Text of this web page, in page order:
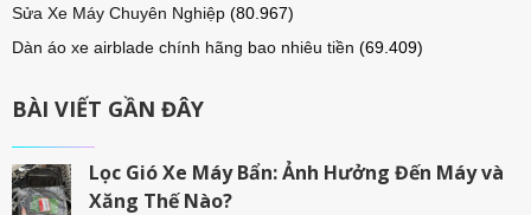
Sửa Xe Máy Chuyên Nghiệp (80.967)
Dàn áo xe airblade chính hãng bao nhiêu tiền (69.409)
BÀI VIẾT GẦN ĐÂY
Lọc Gió Xe Máy Bẩn: Ảnh Hưởng Đến Máy và
Xăng Thế Nào?